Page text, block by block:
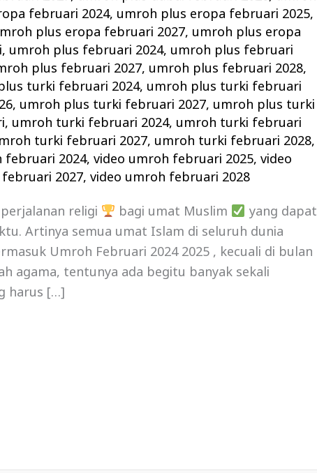
februari 2024, umroh plus eropa februari 2025,
plus eropa februari 2027, umroh plus eropa
, umroh plus februari 2024, umroh plus februari
plus februari 2027, umroh plus februari 2028,
turki februari 2024, umroh plus turki februari
, umroh plus turki februari 2027, umroh plus turki
, umroh turki februari 2024, umroh turki februari
turki februari 2027, umroh turki februari 2028,
februari 2024,video umroh februari 2025,video
2027,video umroh februari 2028
religi bagi umat Muslim
yang dapat
Artinya semua umat Islam di seluruh dunia
Umroh Februari 2024 2025 , kecuali di bulan
agama, tentunya ada begitu banyak sekali
harus […]